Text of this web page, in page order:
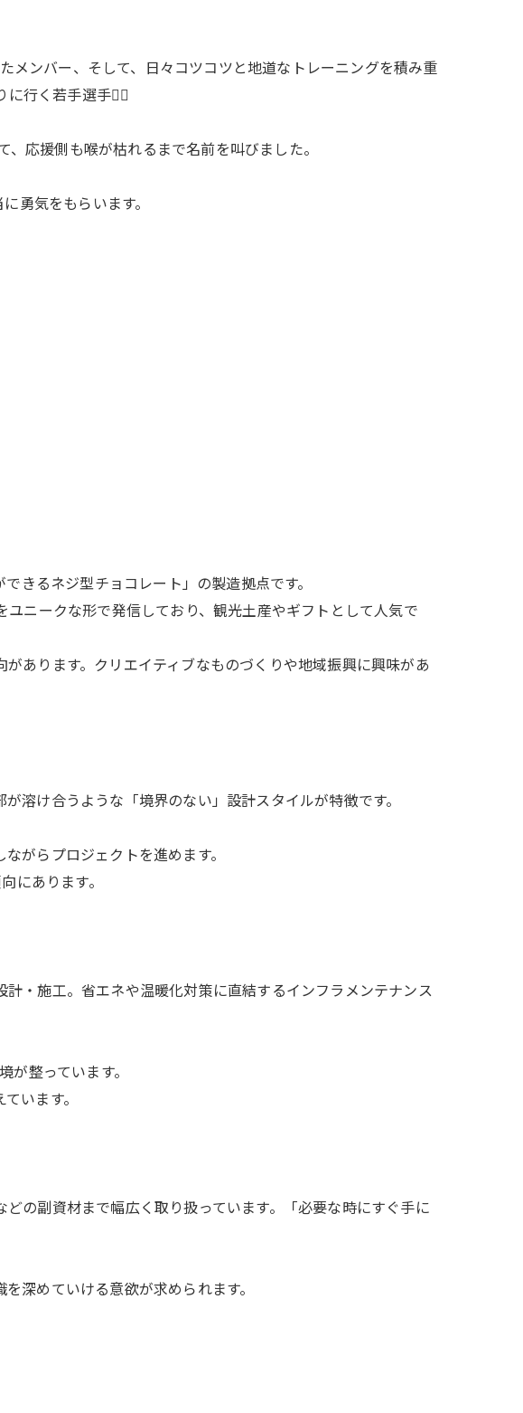
メンバー、そして、日々コツコツと地道なトレーニングを積み重
行く若手選手🏃‍♀️
応援側も喉が枯れるまで名前を叫びました。
勇気をもらいます。
きるネジ型チョコレート」の製造拠点です。
ニークな形で発信しており、観光土産やギフトとして人気で
あります。クリエイティブなものづくりや地域振興に興味があ
溶け合うような「境界のない」設計スタイルが特徴です。
がらプロジェクトを進めます。
にあります。
・施工。省エネや温暖化対策に直結するインフラメンテナンス
整っています。
います。
の副資材まで幅広く取り扱っています。「必要な時にすぐ手に
深めていける意欲が求められます。